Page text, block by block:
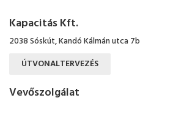
Kapacitás Kft.
2038 Sóskút, Kandó Kálmán utca 7b
ÚTVONALTERVEZÉS
Vevőszolgálat